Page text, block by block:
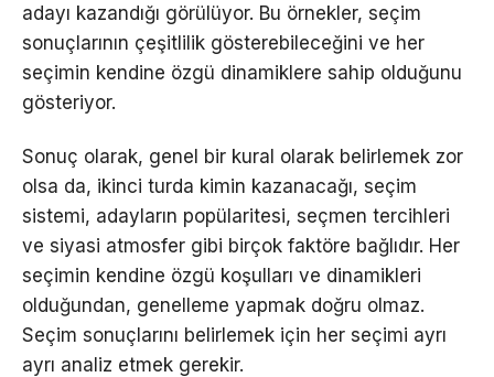
adayı kazandığı görülüyor. Bu örnekler, seçim
sonuçlarının çeşitlilik gösterebileceğini ve her
seçimin kendine özgü dinamiklere sahip olduğunu
gösteriyor.
Sonuç olarak, genel bir kural olarak belirlemek zor
olsa da, ikinci turda kimin kazanacağı, seçim
sistemi, adayların popülaritesi, seçmen tercihleri
ve siyasi atmosfer gibi birçok faktöre bağlıdır. Her
seçimin kendine özgü koşulları ve dinamikleri
olduğundan, genelleme yapmak doğru olmaz.
Seçim sonuçlarını belirlemek için her seçimi ayrı
ayrı analiz etmek gerekir.